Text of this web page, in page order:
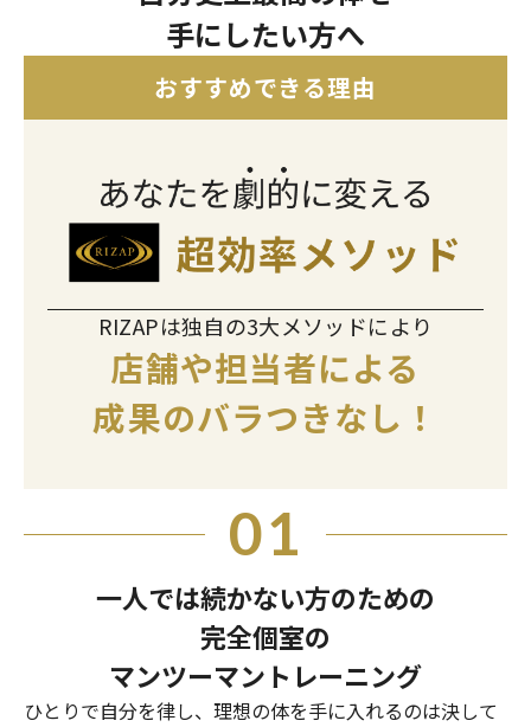
手にしたい方へ
おすすめできる理由
RIZAPは独自の3大メソッドにより
店舗や担当者による
成果のバラつきなし！
01
一人では続かない方のための
完全個室の
マンツーマントレーニング
ひとりで自分を律し、理想の体を手に入れるのは決して